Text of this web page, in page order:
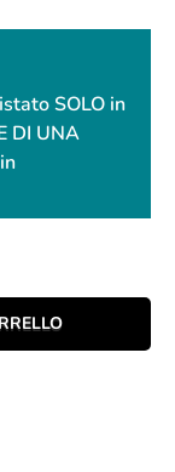
SOLO in
DI UNA